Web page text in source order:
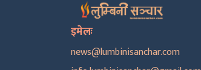
इमेलः
news@lumbinisanchar.com